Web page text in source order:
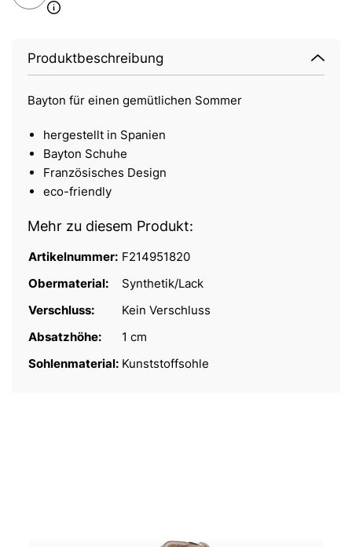
Produktbeschreibung
Bayton für einen gemütlichen Sommer
hergestellt in Spanien
Bayton Schuhe
Französisches Design
eco-friendly
Mehr zu diesem Produkt:
Artikelnummer: F214951820
Obermaterial:
Synthetik/Lack
Verschluss:
Kein Verschluss
Absatzhöhe:
1 cm
Sohlenmaterial: Kunststoffsohle